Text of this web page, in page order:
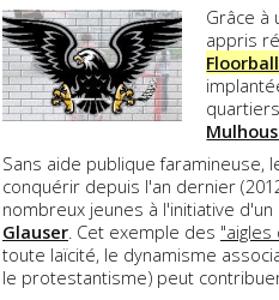
Grâce à
appris
Floorball
Sans aide publique faramineuse,
conquérir depuis l'an dernier
nombreux jeunes à l'initiative
Glauser. Cet exemple des "aigles
toute laïcité, le dynamisme
le protestantisme) peut